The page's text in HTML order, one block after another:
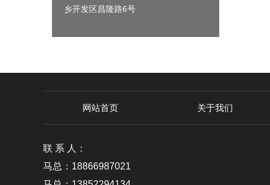
乡开发区昌隆路6号
网站首页 关于我们
联 系 人：
马总：18866987021